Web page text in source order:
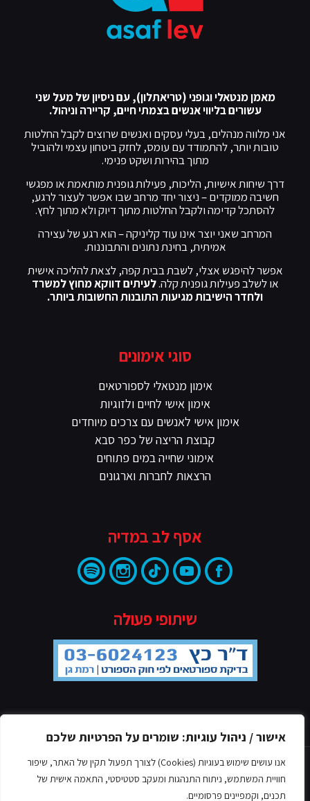
אישור / ניהול עוגיות: שומרים על הפרטיות שלכם
אנו עושים שימוש בעוגיות (Cookies) לצורך תפעול תקין של האתר, שיפור
חוויית המשתמש, ניתוח התנהגות ומעקב סטטיסטי, התאמה אישית של
תכנים, וקמפיינים פרסומיים.
מאמן מנטאלי וגופני (טריאתלון), עם ניסיון של מעל שני
עשורים בליווי אנשים בצמתי חיים, קריירה וניהול.
אני מלווה מנהלים, בעלי עסקים ואנשים שרוצים לקבל החלטות
טובות יותר, להתמודד עם עומס, לחזק ביטחון עצמי ולהוביל
מתוך בהירות ושקט פנימי.
דרך שיחות אישיות, הליכות, פעילות גופנית מותאמת או מפגשי
חשיבה ממוקדים – ניצור יחד מרחב שבו אפשר לעצור לרגע,
להסתכל קדימה ולקבל החלטות מתוך דיוק ולא מתוך לחץ.
המרחב שאני יוצר אינו עוד קליניקה – הוא רגע של עצירה
אמיתית, בחינת נתונים והתבוננות.
אפשר להיפגש אצלי, לשבת בבית קפה, לצאת להליכה אישית
או לשלב פעילות גופנית קלה.לעיתים דווקא מחוץ למשרד
ולחדר הישיבות מגיעות התובנות החשובות ביותר.
סוגי אימונים
אימון מנטאלי לספורטאים
אימון אישי לחיים ולזוגיות
אימון אישי לאנשים עם צרכים מיוחדים
קבוצת הריצה של כפר סבא
אימוני שחייה במים פתוחים
הרצאות לחברות וארגונים
אסף לב במדיה
שיתופי פעולה
מדיניות הפרטיות